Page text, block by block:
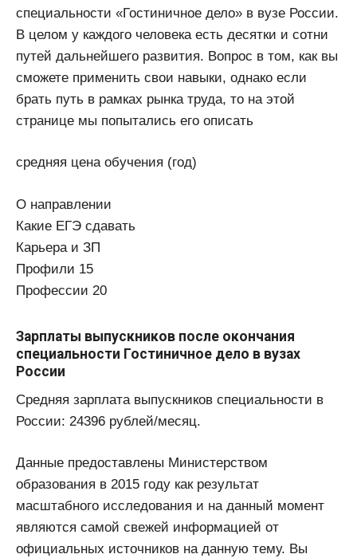
специальности «Гостиничное дело» в вузе России.
В целом у каждого человека есть десятки и сотни
путей дальнейшего развития. Вопрос в том, как вы
сможете применить свои навыки, однако если
брать путь в рамках рынка труда, то на этой
странице мы попытались его описать
средняя цена обучения (год)
О направлении
Какие ЕГЭ сдавать
Карьера и ЗП
Профили 15
Профессии 20
Зарплаты выпускников после окончания
специальности Гостиничное дело в вузах
России
Средняя зарплата выпускников специальности в
России: 24396 рублей/месяц.
Данные предоставлены Министерством
образования в 2015 году как результат
масштабного исследования и на данный момент
являются самой свежей информацией от
официальных источников на данную тему. Вы